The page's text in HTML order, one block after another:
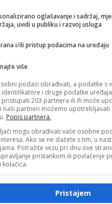
TV
2025.
Sigurnost pacijenata i etički
od pet osoba, navodno
oglašavanje i sadržaj,
uvidi u publiku i razvoj usluga
i/ili pristup podacima na uređaju
više
podaci obrađivati, a podatke s
identifikatore i druge podatke
203 partnera ili ih može
naši partneri možemo
Popis partnera.
mogu obrađivati vaše osobne
Ako se ne slažete s tim, u
Potražite vezu pri dnu ove
pristankom ili povlačenje
kolačića.
Pristajem